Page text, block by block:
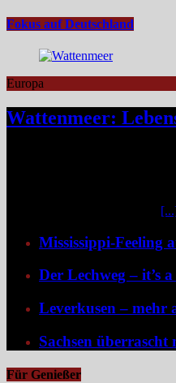
Fokus auf Deutschland
Europa
Wattenmeer:
Mississippi-Feeling
Der Lechweg – it’s
Leverkusen – mehr
Sachsen
Für Genießer